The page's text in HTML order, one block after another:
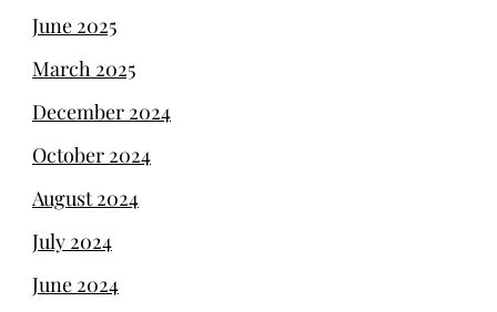
June 2025
March 2025
December 2024
October 2024
August 2024
July 2024
June 2024